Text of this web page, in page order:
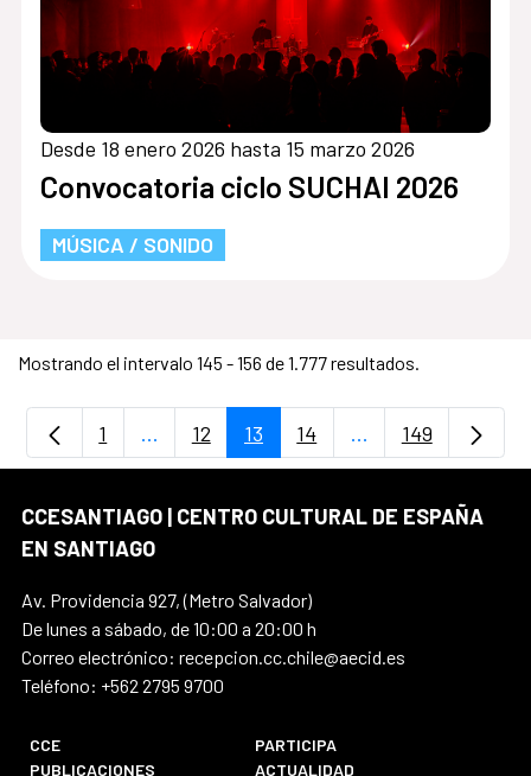
Desde 18 enero 2026 hasta 15 marzo 2026
Convocatoria ciclo SUCHAI 2026
MÚSICA / SONIDO
Mostrando el intervalo 145 - 156 de 1.777 resultados.
Página
1 ...Páginas intermedias Use TAB para
Página
12 Página
13 Página
14 ...PáginasPágina
149
CCESANTIAGO | CENTRO CULTURAL DE ESPAÑA
EN SANTIAGO
Av. Providencia 927, (Metro Salvador)
De lunes a sábado, de 10:00 a 20:00 h
Correo electrónico: recepcion.cc.chile@aecid.es
Teléfono: +562 2795 9700
CCE
PARTICIPA
PUBLICACIONES
ACTUALIDAD